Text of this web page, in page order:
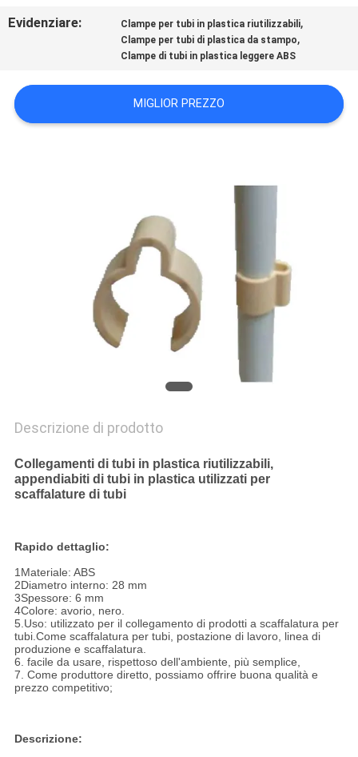
DEL
POLITICA
Evidenziare: Clampe per tubi in plastica riutilizzabili,
Clampe per tubi di plastica da stampo,
Clampe di tubi in plastica leggere ABS
MIGLIOR PREZZO
Descrizione di prodotto
Collegamenti di tubi in plastica riutilizzabili,
appendiabiti di tubi in plastica utilizzati per
scaffalature di tubi
Rapido dettaglio:
1Materiale: ABS
2Diametro interno: 28 mm
3Spessore: 6 mm
4Colore: avorio, nero.
5.Uso: utilizzato per il collegamento di prodotti a scaffalatura per
tubi.Come scaffalatura per tubi, postazione di lavoro, linea di
produzione e scaffalatura.
6. facile da usare, rispettoso dell'ambiente, più semplice,
7. Come produttore diretto, possiamo offrire buona qualità e
prezzo competitivo;
Descrizione: